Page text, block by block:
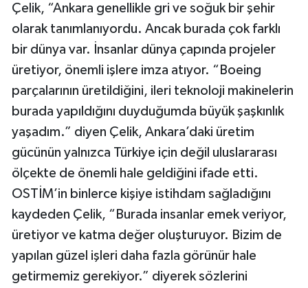
Çelik, “Ankara genellikle gri ve soğuk bir şehir
olarak tanımlanıyordu. Ancak burada çok farklı
bir dünya var. İnsanlar dünya çapında projeler
üretiyor, önemli işlere imza atıyor. “Boeing
parçalarının üretildiğini, ileri teknoloji makinelerin
burada yapıldığını duyduğumda büyük şaşkınlık
yaşadım.” diyen Çelik, Ankara’daki üretim
gücünün yalnızca Türkiye için değil uluslararası
ölçekte de önemli hale geldiğini ifade etti.
OSTİM’in binlerce kişiye istihdam sağladığını
kaydeden Çelik, “Burada insanlar emek veriyor,
üretiyor ve katma değer oluşturuyor. Bizim de
yapılan güzel işleri daha fazla görünür hale
getirmemiz gerekiyor.” diyerek sözlerini